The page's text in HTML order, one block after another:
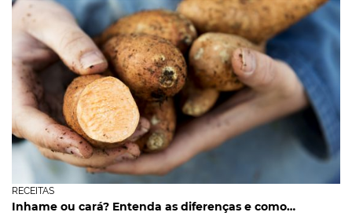
RECEITAS
Inhame ou cará? Entenda as diferenças e como…